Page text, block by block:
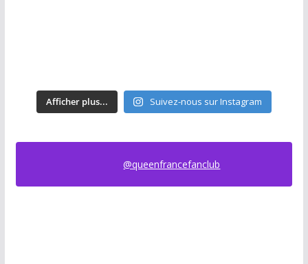
Afficher plus... Suivez-nous sur Instagram
@queenfrancefanclub